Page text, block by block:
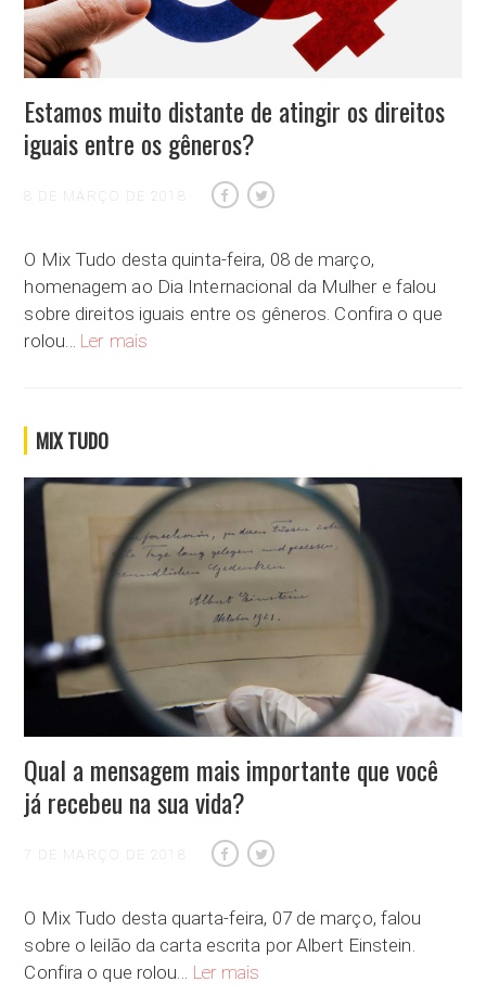
Estamos muito distante de atingir os direitos
iguais entre os gêneros?
8 DE MARÇO DE 2018
O Mix Tudo desta quinta-feira, 08 de março,
homenagem ao Dia Internacional da Mulher e falou
sobre direitos iguais entre os gêneros. Confira o que
rolou… Ler mais
MIX TUDO
Qual a mensagem mais importante que você
já recebeu na sua vida?
7 DE MARÇO DE 2018
O Mix Tudo desta quarta-feira, 07 de março, falou
sobre o leilão da carta escrita por Albert Einstein.
Confira o que rolou… Ler mais